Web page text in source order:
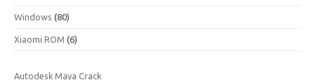
Windows (80)
Xiaomi ROM (6)
Autodesk Maya Crack